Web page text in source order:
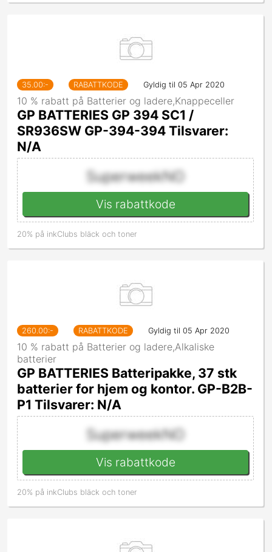
35.00:- RABATTKODE Gyldig til 05 Apr 2020
10 % rabatt på Batterier og ladere,Knappeceller
GP BATTERIES GP 394 SC1 /
SR936SW GP-394-394 Tilsvarer:
N/A
SuperweekNO
Vis rabattkode
20% på inkClubs bläck och toner
260.00:- RABATTKODE Gyldig til 05 Apr 2020
10 % rabatt på Batterier og ladere,Alkaliske
batterier
GP BATTERIES Batteripakke, 37 stk
batterier for hjem og kontor. GP-B2B-
P1 Tilsvarer: N/A
SuperweekNO
Vis rabattkode
20% på inkClubs bläck och toner